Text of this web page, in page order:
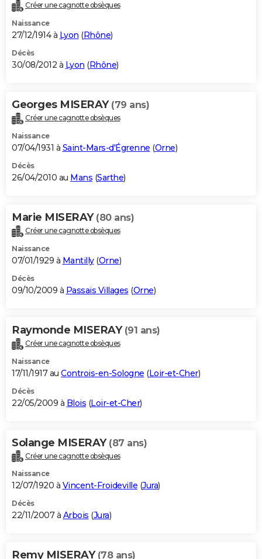
Créer une cagnotte obsèques
Naissance
27/12/1914 à Lyon (Rhône)
Décès
30/08/2012 à Lyon (Rhône)
Georges MISERAY (79 ans)
Créer une cagnotte obsèques
Naissance
07/04/1931 à Saint-Mars-d'Égrenne (Orne)
Décès
26/04/2010 au Mans (Sarthe)
Marie MISERAY (80 ans)
Créer une cagnotte obsèques
Naissance
07/01/1929 à Mantilly(Orne)
Décès
09/10/2009 à Passais Villages (Orne)
Raymonde MISERAY (91 ans)
Créer une cagnotte obsèques
Naissance
17/11/1917 au Controis-en-Sologne (Loir-et-Cher)
Décès
22/05/2009 à Blois (Loir-et-Cher)
Solange MISERAY (87 ans)
Créer une cagnotte obsèques
Naissance
12/07/1920 à Vincent-Froideville (Jura)
Décès
22/11/2007 à Arbois (Jura)
Remy MISERAY (78 ans)